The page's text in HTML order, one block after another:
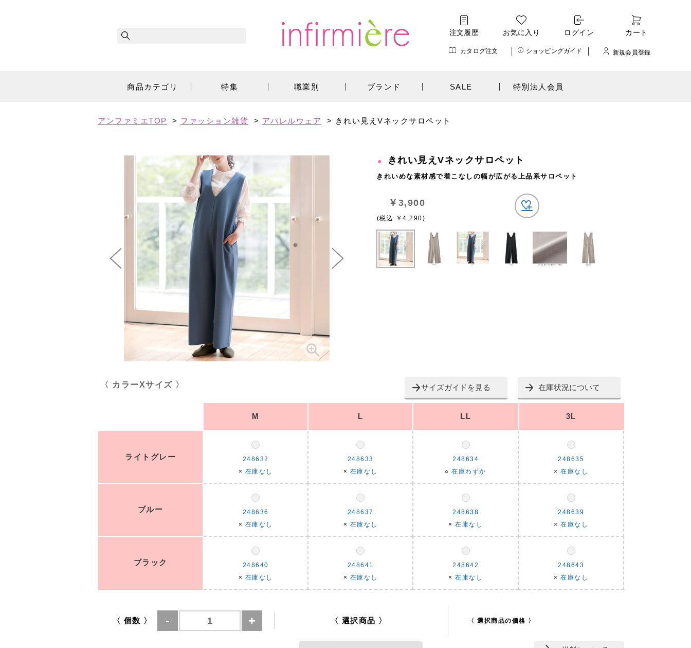
注文履歴 お気に入り ログイン カート
カタログ注文 ショッピングガイド 新規会員登録
商品カテゴリ 特集 職業別 ブランド SALE 特別法人会員
アンファミエTOP > ファッション雑貨 > アパレルウェア > きれい見えVネックサロペット
きれい見えVネックサロペット
きれいめな素材感で着こなしの幅が広がる上品系サロペット
￥3,900
(税込 ￥4,290)
〈 カラーXサイズ 〉 サイズガイドを見る 在庫状況について
M L LL 3L
ライトグレー
248632
× 在庫なし
248633
× 在庫なし
248634
○在庫わずか
248635
× 在庫なし
ブルー
248636
× 在庫なし
248637
× 在庫なし
248638
× 在庫なし
248639
× 在庫なし
ブラック
248640
× 在庫なし
248641
× 在庫なし
248642
× 在庫なし
248643
× 在庫なし
〈 個数 〉 〈 選択商品 〉 〈 選択商品の価格 〉